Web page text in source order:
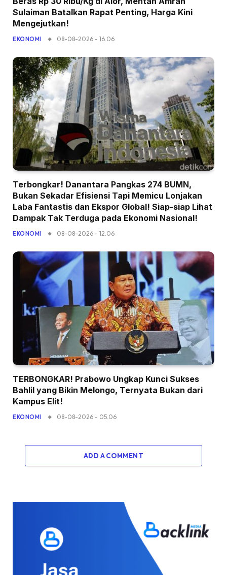
Sulaiman Batalkan Rapat Penting, Harga Kini
Mengejutkan!
EKONOMI 08-08-2026 - 16.06
Terbongkar! Danantara Pangkas 274 BUMN,
Bukan Sekadar Efisiensi Tapi Memicu Lonjakan
Laba Fantastis dan Ekspor Global! Siap-siap Lihat
Dampak Tak Terduga pada Ekonomi Nasional!
EKONOMI 08-08-2026 - 12.06
TERBONGKAR! Prabowo Ungkap Kunci Sukses
Bahlil yang Bikin Melongo, Ternyata Bukan dari
Kampus Elit!
EKONOMI 08-08-2026 - 05.06
ADD A COMMENT